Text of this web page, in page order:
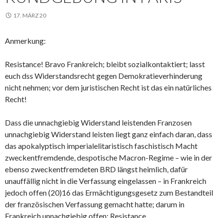
17. MÄRZ 20
Anmerkung:
Resistance! Bravo Frankreich; bleibt sozialkontaktiert; lasst
euch dss Widerstandsrecht gegen Demokratieverhinderung
nicht nehmen; vor dem juristischen Recht ist das ein natürliches
Recht!
Dass die unnachgiebig Widerstand leistenden Franzosen
unnachgiebig Widerstand leisten liegt ganz einfach daran, dass
das apokalyptisch imperialelitaristisch faschistisch Macht
zweckentfremdende, despotische Macron-Regime – wie in der
ebenso zweckentfremdeten BRD längst heimlich, dafür
unauffällig nicht in die Verfassung eingelassen – in Frankreich
jedoch offen (20)16 das Ermächtigungsgesetz zum Bestandteil
der französischen Verfassung gemacht hatte; darum in
Frankreich unnachgiebig offen: Resistance.